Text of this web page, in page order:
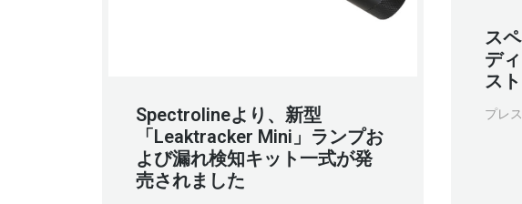
Spectrolineより、新型
「Leaktracker Mini」ランプお
よび漏れ検知キット一式が発
売されました
ス
デ
ス
プレ